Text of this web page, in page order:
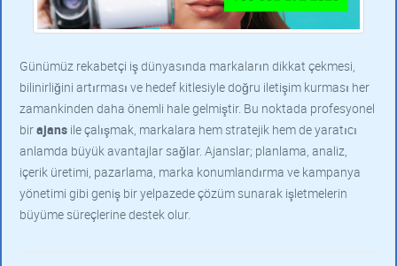
Günümüz rekabetçi iş dünyasında markaların dikkat çekmesi,
bilinirliğini artırması ve hedef kitlesiyle doğru iletişim kurması her
zamankinden daha önemli hale gelmiştir. Bu noktada profesyonel
birajans ile çalışmak, markalara hem stratejik hem de yaratıcı
anlamda büyük avantajlar sağlar. Ajanslar; planlama, analiz,
içerik üretimi, pazarlama, marka konumlandırma ve kampanya
yönetimi gibi geniş bir yelpazede çözüm sunarak işletmelerin
büyüme süreçlerine destek olur.